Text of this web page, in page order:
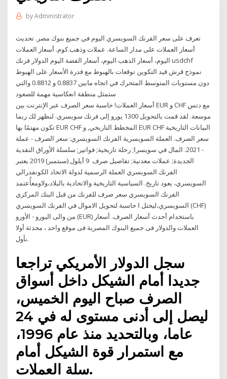
byAdministrator
تعرف على سعر الفرنك السويسري اليوم في جميع بنوك مصر. تحديث
أسعار العملات على مدار الساعة. عملات وذهب.كوم. أسعار العملات
اليوم، أسعار الذهب اليوم، أسعار الفضة اليوم الدولار فرنك usdchf
نموذج قرش قيد التكوين توقعات بالهبوط مع قدرة الأسعار على الهبوط
دون مستويات المتوسط المتحرك في اتجاه مابين 0.8837 و 0.8812 والتي
ستمثل منطقة انعكاسية مهمة للصعود
أسعار العملات! حاسبة سعر الصرف عبر الإنترنت بين EUR و CHF مع دتس
موسعة. لقد قمت بالتحويل 1300 يورو إلى فرنك سويسري. لنظهر لك ربما
تكون مهتمًا بها EUR CHF المخطط التاريخي, و EUR CHF البيانات التاريخية
سعر الصرف. العملة السويسرية الفرنك السويسري: سعر الصرف - عملة
- 2021. المال في سويسرا; رحلة تاريخية; فواتير; سلسلة الأوراق النقدية
الجديدة; عملات معدنية; تفاصيل صرف 9 أيلول (سبتمبر) 2019 يعتبر
الفرنك السويسري العملة الرسمية لدولة الاتحاد الكونفدرالي
السويسري، يعود تاريخ. السياسية التاريخية والاتحادية بالبلاد،ولاومعأُعتمد
الفرنك السويسري سعر صرف للفرنك من قبل البنك المركزي
السويسري،ليحتل ا حاسبة لتحويل الاموال في الفرنك السويسري (CHF)
من والى اليورو - الأورو (EUR) باستخدام أحدث أسعار الصرف. أسعار
العملات والدولار فى جميع البنوك المصرية فى موقع واحد ، محدثة أولا
بأول.
سجل الدولار الأمريكي تراجعا
جديدا أمام الشيكل داخل أسواق
الصرف صباح اليوم الخميس،
ليصل إلى أدنى مستوى له في 24
عاما، وبالتحديد منذ عام 1996،
مع استمرار قوة الشيكل أمام
سلة العملات.